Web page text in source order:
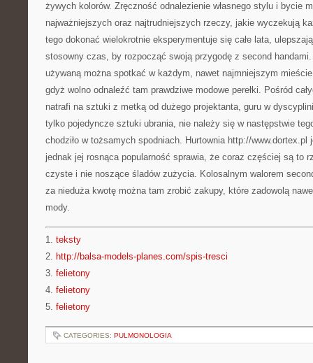
żywych kolorów. Zręczność odnalezienie własnego stylu i bycie
najważniejszych oraz najtrudniejszych rzeczy, jakie wyczekują
tego dokonać wielokrotnie eksperymentuje się całe lata,
stosowny czas, by rozpocząć swoją przygodę z second
używaną można spotkać w każdym, nawet najmniejszym
gdyż wolno odnaleźć tam prawdziwe modowe perełki. Pośród
natrafi na sztuki z metką od dużego projektanta, guru w
tylko pojedyncze sztuki ubrania, nie należy się w następstwie
chodziło w tożsamych spodniach. Hurtownia http://
jednak jej rosnąca popularność sprawia, że coraz częściej są to
czyste i nie noszące śladów zużycia. Kolosalnym walorem
za nieduża kwotę można tam zrobić zakupy, które zadowolą
mody.
1. teksty
2. http://balsa-models-planes.com/spis-tresci
3. felietony
4. felietony
5. felietony
CATEGORIES: PULMONOLOGIA